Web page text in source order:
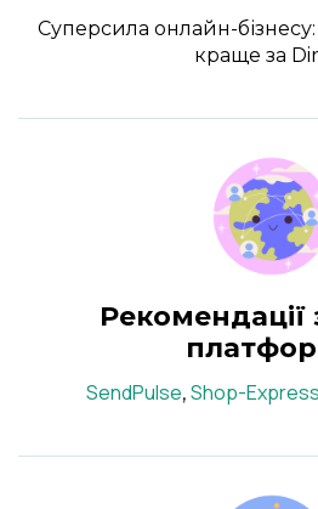
Суперсила онлайн-
краще за
Рекомендації
SendPulse, Shop-Express